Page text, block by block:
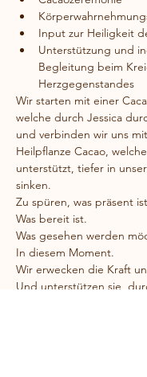
Input zur Heiligkeit
Unterstützung und
Begleitung beim
Herzgegenstandes
Wir starten mit einer
welche durch Jessica
und verbinden wir uns
Heilpflanze Cacao,
unterstützt, tiefer in
sinken.
Zu spüren, was präsent
Was bereit ist.
Was gesehen werden
In diesem Moment.
Wir erwecken die Kraft
Und unterstützen sie,